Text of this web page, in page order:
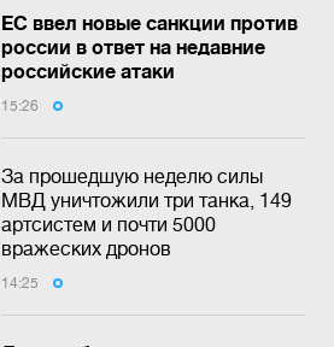
ЕС ввел новые санкции против
россии в ответ на недавние
российские атаки
15:26
За прошедшую неделю силы
МВД уничтожили три танка, 149
артсистем и почти 5000
вражеских дронов
14:25